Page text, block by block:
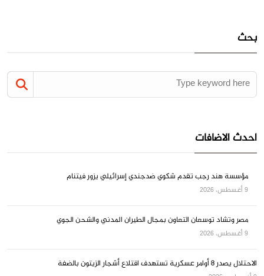
بحث
احدث الاضافات
مؤسسة هند رجب تقدم شكوي ضدجندي إسرائيلي يزور فيتنام
9 أغسطس، 2026
مصر وتشاد توسعان التعاون بمجال الطيران المدني والشحن الجوي
9 أغسطس، 2026
الاحتلال يصدر 8 أوامر عسكرية تستهدف اقتلاع أشجار الزيتون بالضفة